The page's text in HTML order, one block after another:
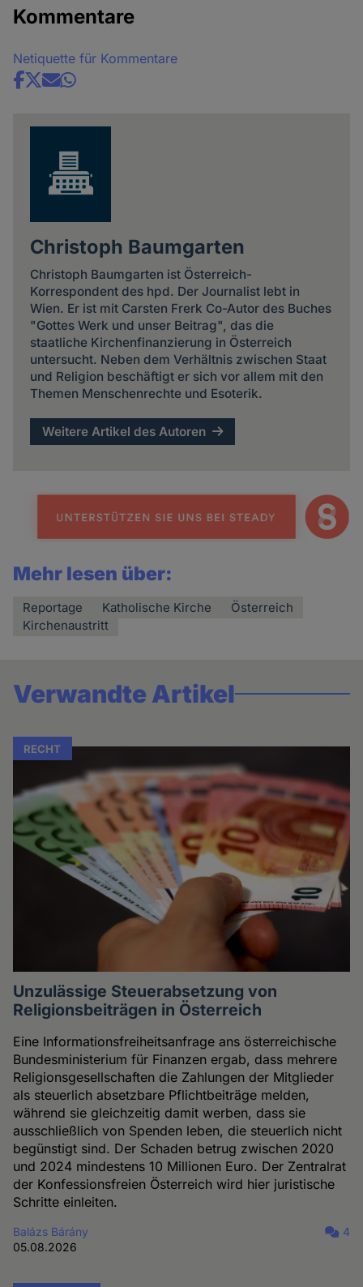
Kommentare
Netiquette für Kommentare
Share
Christoph Baumgarten
Christoph Baumgarten ist Österreich-
Korrespondent des hpd. Der Journalist lebt in
Wien. Er ist mit Carsten Frerk Co-Autor des Buches
"Gottes Werk und unser Beitrag", das die
staatliche Kirchenfinanzierung in Österreich
untersucht. Neben dem Verhältnis zwischen Staat
und Religion beschäftigt er sich vor allem mit den
Themen Menschenrechte und Esoterik.
Weitere Artikel des Autoren
Mehr lesen über:
Reportage Katholische Kirche
Österreich
Kirchenaustritt
Verwandte Artikel
RECHT
Unzulässige Steuerabsetzung von
Religionsbeiträgen in Österreich
Eine Informationsfreiheitsanfrage ans österreichische
Bundesministerium für Finanzen ergab, dass mehrere
Religionsgesellschaften die Zahlungen der Mitglieder
als steuerlich absetzbare Pflichtbeiträge melden,
während sie gleichzeitig damit werben, dass sie
ausschließlich von Spenden leben, die steuerlich nicht
begünstigt sind. Der Schaden betrug zwischen 2020
und 2024 mindestens 10 Millionen Euro. Der Zentralrat
der Konfessionsfreien Österreich wird hier juristische
Schritte einleiten.
Balázs Bárány
05.08.2026
4